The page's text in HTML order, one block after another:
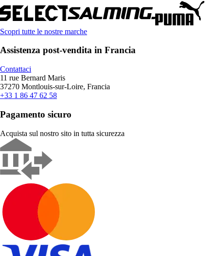
Scopri tutte le nostre marche
Assistenza post-vendita in Francia
Contattaci
11 rue Bernard Maris
37270 Montlouis-sur-Loire, Francia
+33 1 86 47 62 58
Pagamento sicuro
Acquista sul nostro sito in tutta sicurezza